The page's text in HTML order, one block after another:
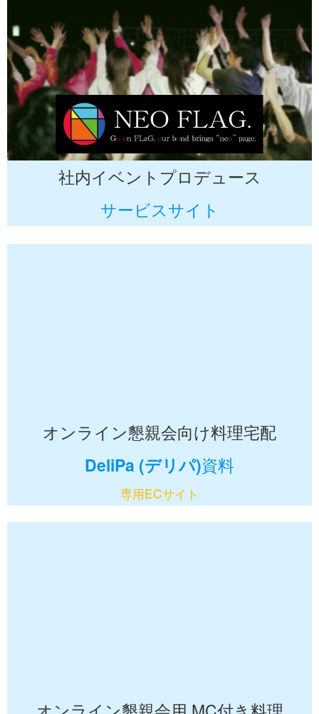
社内イベントプロデュース
サービスサイト
オンライン懇親会向け料理宅配
DeliPa (デリパ)資料
専用ECサイト